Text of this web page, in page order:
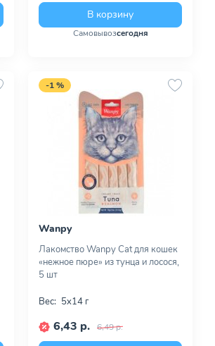
В корзину
Самовывозсегодня
-1 %
Wanpy
Лакомство Wanpy Cat для кошек
«нежное пюре» из тунца и лосося,
5 шт
Вес: 5х14 г
6,43 р. 6,49 р.